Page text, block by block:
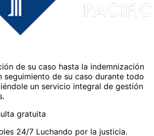
de su caso hasta la indemnización
seguimiento de su caso durante todo
un servicio integral de gestión
gratuita
24/7 Luchando por la justicia.